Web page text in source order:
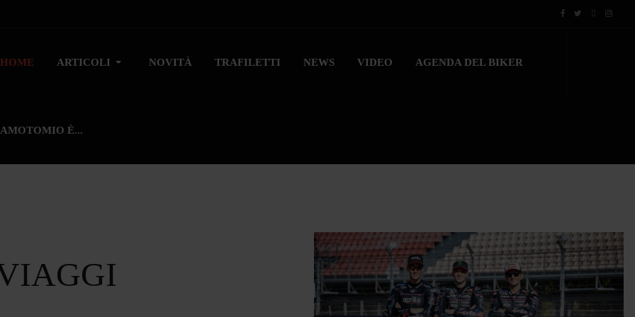
HOME ARTICOLI NOVITÀ TRAFILETTI NEWS VIDEO AGENDA DEL BIKER
AMOTOMIO È...